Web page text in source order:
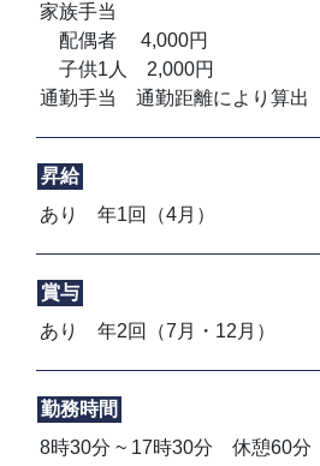
家族手当
配偶者 4,000円
子供1人 2,000円
通勤手当 通勤距離により算
昇給
あり 年1回（4月）
賞与
あり 年2回（7月・12月）
勤務時間
8時30分 ~ 17時30分 休憩60分